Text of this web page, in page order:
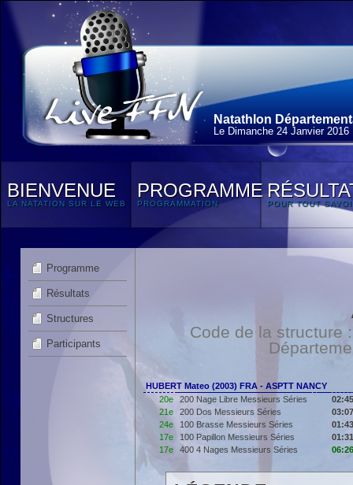
Natathlon
Le Dimanche 24 Janvier 2016
BIENVENUE
LA NATATION SUR LE WEB
PROGRAMME
PROGRAMMATION POUR TOUT
Programme
Résultats
Structures
Participants
Code de la structure
HUBERT Mateo (2003) FRA - ASPTT NANCY
20e
200 Nage Libre Messieurs Séries
21e
200 Dos Messieurs Séries
24e
100 Brasse Messieurs Séries
17e
100 Papillon Messieurs Séries
17e
400 4 Nages Messieurs Séries